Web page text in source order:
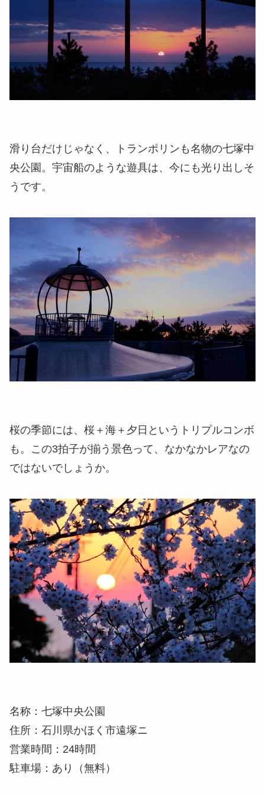
滑り台だけじゃなく、トランポリンも名物の七塚中
央公園。宇宙船のような遊具は、今にも光り出しそ
うです。
桜の季節には、桜＋海＋夕日というトリプルコンボ
も。この3拍子が揃う景色って、なかなかレアなの
ではないでしょうか。
名称：七塚中央公園
住所：石川県かほく市遠塚ニ
営業時間：24時間
駐車場：あり（無料）